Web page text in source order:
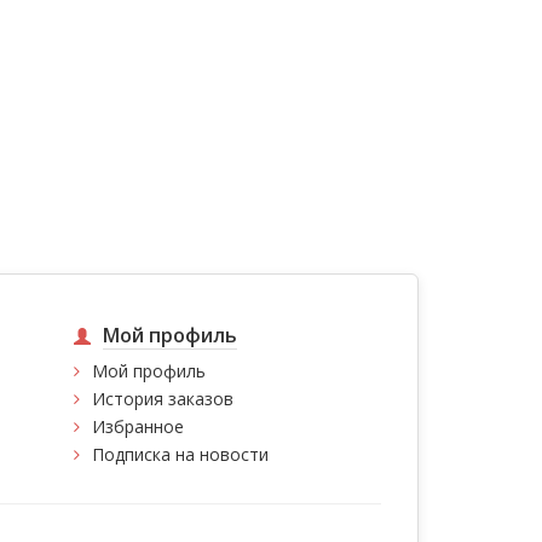
Мой профиль
Мой профиль
История заказов
Избранное
Подписка на новости